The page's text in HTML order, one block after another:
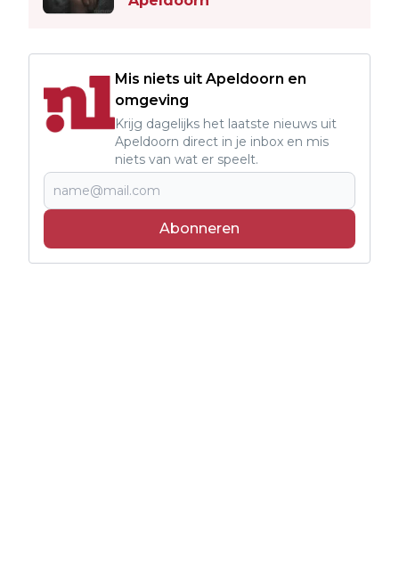
Mis niets uit Apeldoorn en
omgeving
Krijg dagelijks het laatste nieuws uit
Apeldoorn direct in je inbox en mis
niets van wat er speelt.
Abonneren